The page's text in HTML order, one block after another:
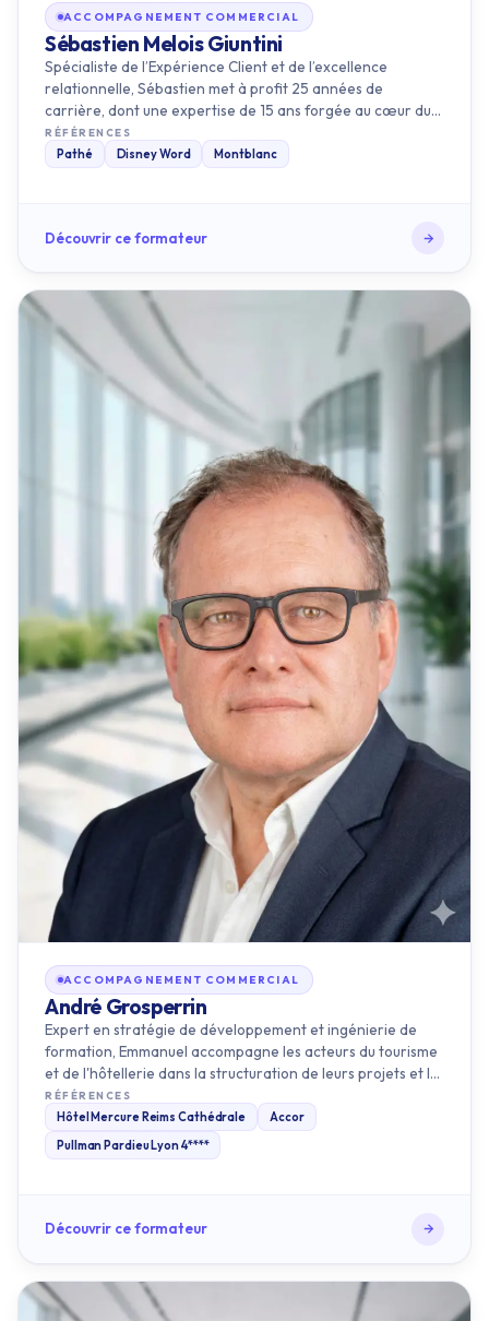
Spécialiste de l’Expérience Client et de l’excellence
relationnelle, Sébastien met à profit 25 années de
carrière, dont une expertise de 15 ans forgée au cœur du
groupe Richemon…
RÉFÉRENCES
Pathé Disney Word Montblanc
ACCOMPAGNEMENT COMMERCIAL
André Grosperrin
Expert en stratégie de développement et ingénierie de
formation, Emmanuel accompagne les acteurs du tourisme
et de l'hôtellerie dans la structuration de leurs projets et la
mont…
RÉFÉRENCES
Hôtel Mercure Reims Cathédrale
Accor
Pullman Pardieu Lyon 4****